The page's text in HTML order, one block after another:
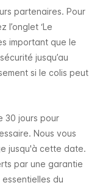
partenaires. Pour
l’onglet ‘Le
important que le
jusqu’au
si le colis peut
30 jours pour
Nous vous
jusqu'à cette date.
par une garantie
du